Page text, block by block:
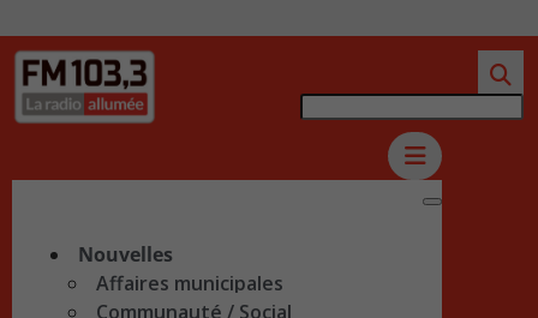
Nouvelles
Affaires municipales
Communauté / Social